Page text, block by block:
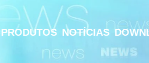
PRODUTOS NOTÍCIAS